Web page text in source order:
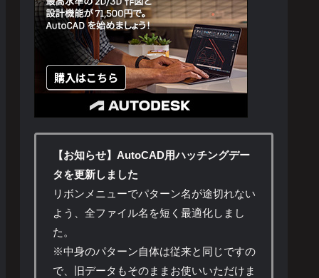
【お知らせ】AutoCAD用ハッチングデー
タを更新しました
リボンメニューでパターン名が途切れない
よう、全ファイル名を短く最適化しまし
た。
※中身のパターン自体は従来と同じですの
で、旧データもそのままお使いいただけま